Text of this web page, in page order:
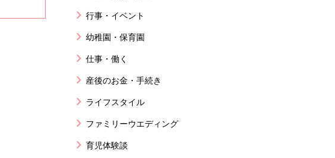
行事・イベント
幼稚園・保育園
仕事・働く
産後のお金・手続き
ライフスタイル
ファミリーウエディング
育児体験談